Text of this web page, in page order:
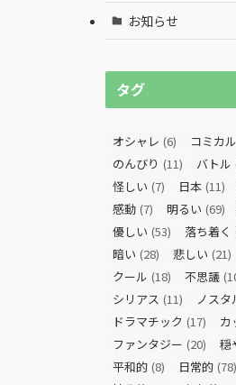
お知らせ
タグ
オシャレ (6) コミカル
のんびり (11) バトル
怪しい (7) 日本 (11)
感動 (7) 明るい (69)
優しい (53) 落ち着く
暗い (28) 悲しい (21)
クール (18) 不思議
シリアス (11) ノスタ
ドラマチック (17) カ
ファンタジー (20) 穏
平和的 (8) 日常的 (78)